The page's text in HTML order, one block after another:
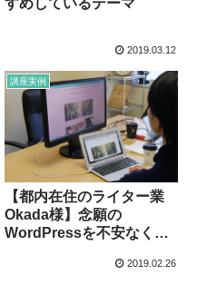
2019.03.12
講座実例
【都内在住のライター業
Okada様】念願の
WordPressを不安なくス
2019.02.26